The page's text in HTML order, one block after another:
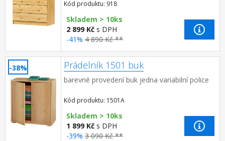
Kód produktu: 918
Skladem > 10ks
2 899 Kč s DPH
-41% 4 890 Kč **
-38% Prádelník 1501 buk
barevné provedení buk jedna variabilní police
Kód produktu: 1501A
Skladem > 10ks
1 899 Kč s DPH
-39% 3 090 Kč **